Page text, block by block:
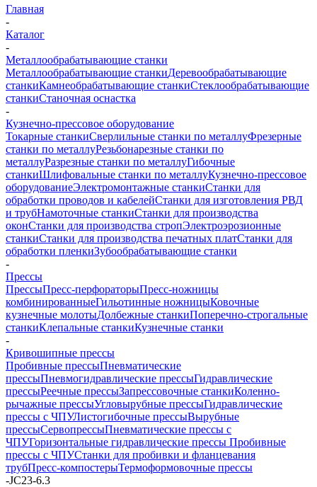
Главная
-
Каталог
-
Металлообрабатывающие станки
Металлообрабатывающие станкиДеревообрабатывающие
станкиКамнеобрабатывающие станкиСтеклообрабатывающие
станкиСтаночная оснастка
-
Кузнечно-прессовое оборудование
Токарные станкиСверлильные станки по металлуФрезерные
станки по металлуРезьбонарезные станки по
металлуРазрезные станки по металлуГибочные
станкиШлифовальные станки по металлуКузнечно-прессовое
оборудованиеЭлектромонтажные станкиСтанки для
обработки проводов и кабелейСтанки для изготовления РВД
и трубНамоточные станкиСтанки для производства
оконСтанки для производства стропЭлектроэрозионные
станкиСтанки для производства печатных платСтанки для
обработки пленкиЗубообрабатывающие станки
-
Прессы
ПрессыПресс-перфораторыПресс-ножницы
комбинированныеГильотинные ножницыКовочные
кузнечные молотыДолбежные станкиПоперечно-строгальные
станкиКлепальные станкиКузнечные станки
-
Кривошипные прессы
Пробивные прессыПневматические
прессыПневмогидравлические прессыГидравлические
прессыРеечные прессыЗапрессовочные станкиКоленно-
рычажные прессыУгловырубные прессыГидравлические
прессы с ЧПУЛистогибочные прессыВырубные
прессыCервопрессыПневматические прессы с
ЧПУГоризонтальные гидравлические прессы Пробивные
прессы с ЧПУСтанки для пробивки и фланцевания
трубПресс-компостерыТермоформовочные прессы
-JC23-6.3